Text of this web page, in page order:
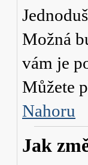
Možná
vám je
Můžete
Nahoru
Jak